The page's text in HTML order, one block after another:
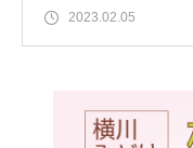
2023.02.05